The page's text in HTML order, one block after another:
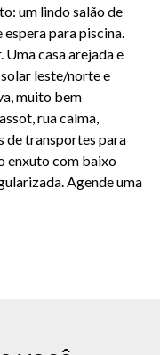
um lindo salão de
para piscina.
casa arejada e
leste/norte e
muito bem
rua calma,
de transportes para
enxuto com baixo
Agende uma